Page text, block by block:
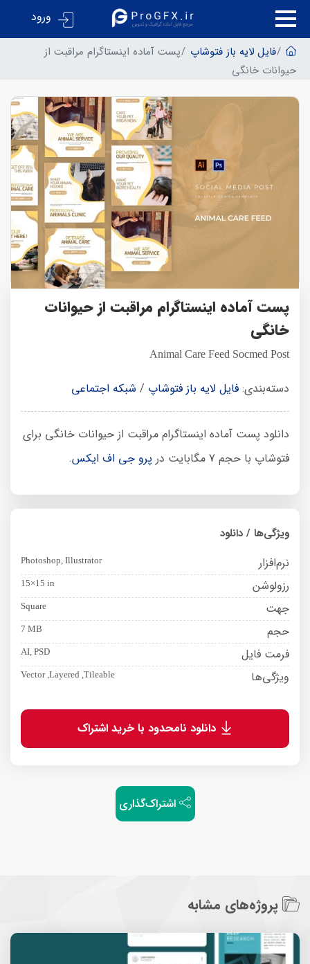
ورود
فایل لایه باز فتوشاپ
پست آماده اینستاگرام مراقبت از
حیوانات خانگی
پست آماده اینستاگرام مراقبت از حیوانات
خانگی
Animal Care Feed Socmed Post
دسته‌بندی: فایل لایه باز فتوشاپ / شبکه اجتماعی
دانلود پست آماده اینستاگرام مراقبت از حیوانات خانگی برای
فتوشاپ با حجم 7 مگابایت در
پرو جی اف ایکس.
ویژگی‌ها / دانلود
نرم‌افزار Photoshop, Illustrator
رزولوشن 15×15 in
جهت Square
حجم 7 MB
فرمت فایل AI, PSD
ویژگی‌ها Vector ,Layered ,Tileable
دانلود نامحدود با خرید اشتراک
اشتراک‌گذاری
پروژه‌های مشابه